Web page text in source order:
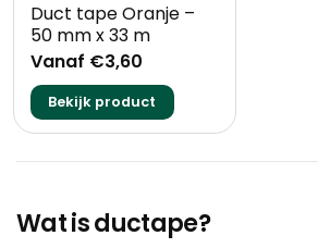
Duct tape Oranje –
50 mm x 33 m
Vanaf €3,60
Bekijk product
Wat is ductape?